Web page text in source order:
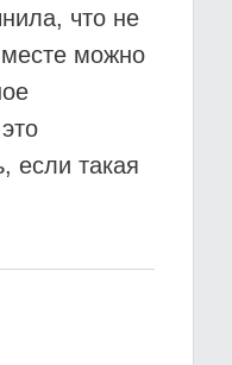
что не
можно
если такая